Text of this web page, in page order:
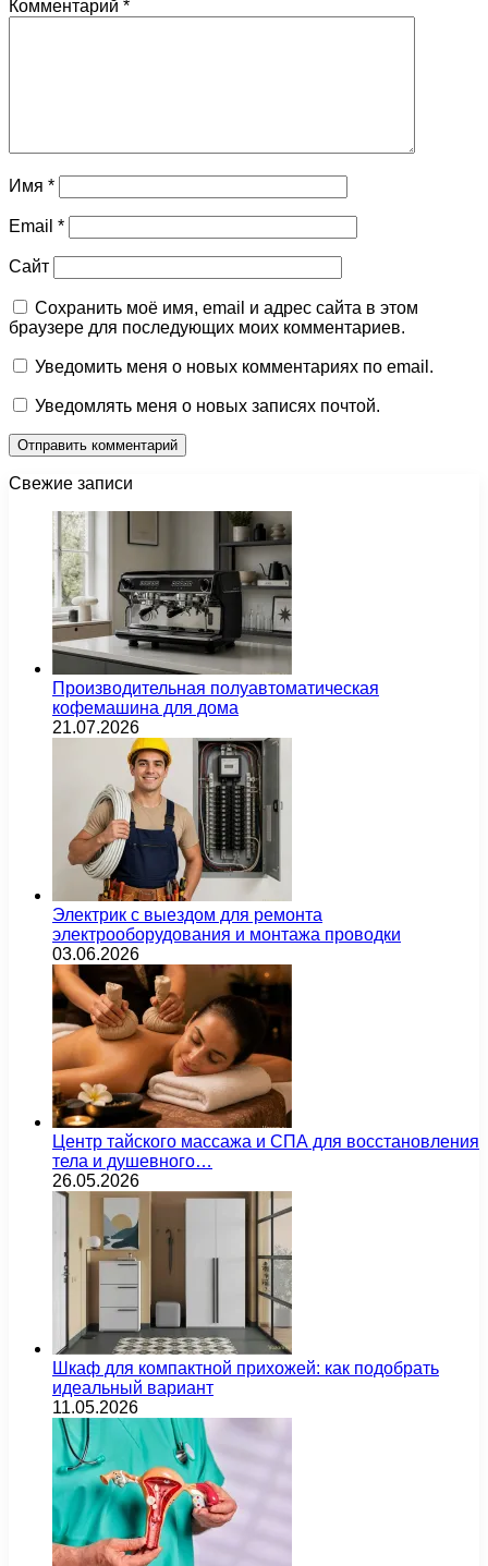
Комментарий *
Имя *
Email *
Сайт
Сохранить моё имя, email и адрес сайта в этом
браузере для последующих моих комментариев.
Уведомить меня о новых комментариях по email.
Уведомлять меня о новых записях почтой.
Свежие записи
Производительная полуавтоматическая
кофемашина для дома
21.07.2026
Электрик с выездом для ремонта
электрооборудования и монтажа проводки
03.06.2026
Центр тайского массажа и СПА для восстановления
тела и душевного…
26.05.2026
Шкаф для компактной прихожей: как подобрать
идеальный вариант
11.05.2026